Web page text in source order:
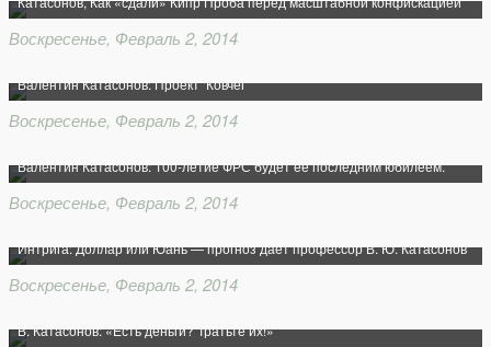
Воскресенье, Февраль 2, 2014
Валентин Катасонов: Проект ‘Ковчег’
Воскресенье, Февраль 2, 2014
Валентин Катасонов: 100-летие ФРС будет её последним юбилеем.
Воскресенье, Февраль 2, 2014
Интрига: Доллар или Юань — прогноз даёт профессор В. Ю. Катасонов
Воскресенье, Февраль 2, 2014
В. Катасонов: «Есть деньги? Тратьте их!»